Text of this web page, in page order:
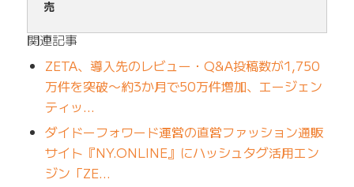
売
関連記事
ZETA、導入先のレビュー・Q&A投稿数が1,750
万件を突破〜約3か月で50万件増加、エージェン
ティッ…
ダイドーフォワード運営の直営ファッション通販
サイト『NY.ONLINE』にハッシュタグ活用エン
ジン「ZE…